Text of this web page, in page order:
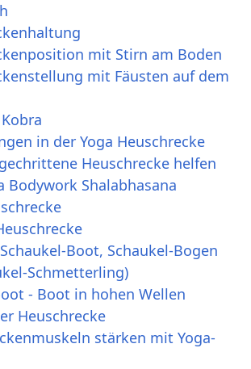
mit Stirn am Boden
mit Fäusten auf dem
in der Yoga Heuschrecke
Heuschrecke helfen
Bodywork Shalabhasana
Boot, Schaukel-Bogen
Schmetterling)
- Boot in hohen Wellen
Heuschrecke
stärken mit Yoga-